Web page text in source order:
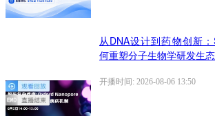
从DNA设计到药物创新
何重塑分子生物学研发生态
开播时间: 2026-08-06 13:50